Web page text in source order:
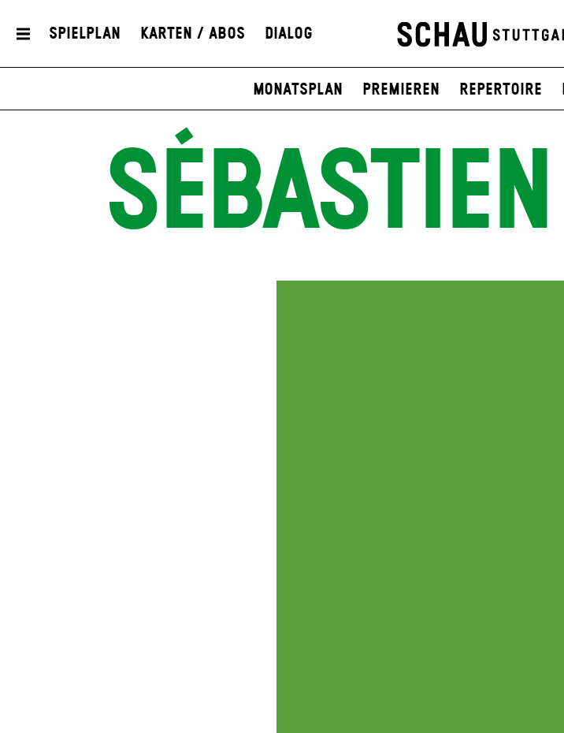
Spielplan Karten / Abos Dialog
Monatsplan Premieren Repertoire